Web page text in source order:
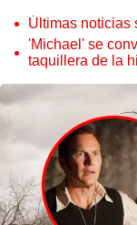
Últimas noticias
'Michael' se
taquillera de la